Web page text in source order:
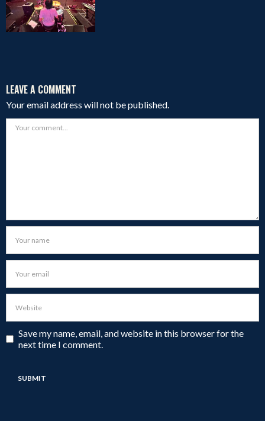
LEAVE A COMMENT
Your email address will not be published.
Save my name, email, and website in this browser for the
next time I comment.